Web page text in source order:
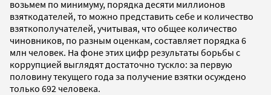
возьмем по минимуму, порядка десяти миллионов
взяткодателей, то можно представить себе и количество
взяткополучателей, учитывая, что общее количество
чиновников, по разным оценкам, составляет порядка 6
млн человек. На фоне этих цифр результаты борьбы с
коррупцией выглядят достаточно тускло: за первую
половину текущего года за получение взятки осуждено
только 692 человека.